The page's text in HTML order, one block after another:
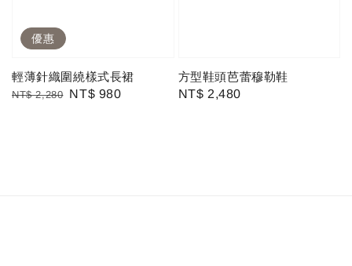
優惠
輕薄針織圍繞樣式長裙
Regular
NT$ 2,280 Sale
NT$ 980
方型鞋頭芭蕾穆勒鞋
Regular
NT$ 2,480